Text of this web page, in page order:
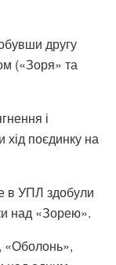
другу
(«Зоря» та
і
хід поєдинку на
в УПЛ здобули
над «Зорею».
«Оболонь»,